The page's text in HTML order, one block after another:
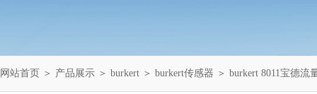
网站首页 ＞ 产品展示 ＞ burkert ＞ burkert传感器 ＞ burkert 8011宝德流